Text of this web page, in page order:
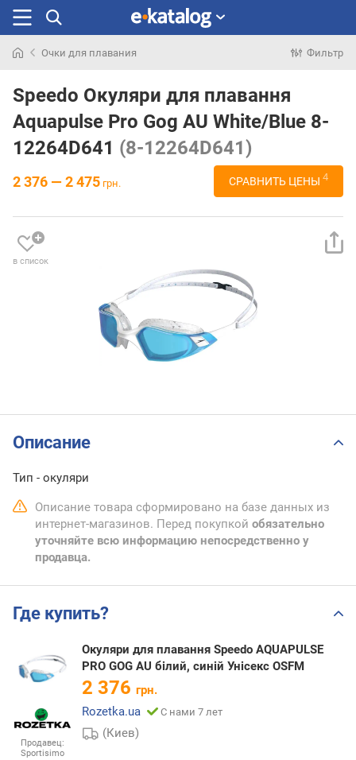
раньше
Очки для плавания Фильтр
Speedo Окуляри для плавання
Aquapulse Pro Gog AU White/Blue 8-
12264D641 (8-12264D641)
2 376 — 2 475 грн. СРАВНИТЬ ЦЕНЫ 4
в список
Описание
Тип - окуляри
Описание товара сформировано на базе данных из
интернет-магазинов. Перед покупкой обязательно
уточняйте всю информацию непосредственно у
продавца.
Где купить?
Продавец:
Sportisimo
Окуляри для плавання Speedo AQUAPULSE
PRO GOG AU білий, синій Унісекс OSFM
2 376 грн.
Rozetka.ua
С нами 7 лет
(Киев)